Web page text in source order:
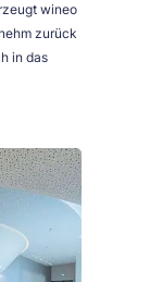
wineo
zurück
in das